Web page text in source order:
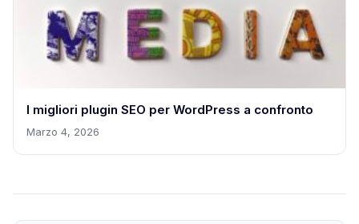
I migliori plugin SEO per WordPress a confronto
Marzo 4, 2026